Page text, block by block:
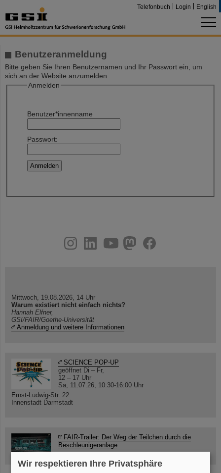
Telefonbuch Login English
Benutzeranmeldung
Bitte geben Sie Ihren Benutzernamen und Ihr Passwort ein, um
sich an der Website anzumelden.
Anmelden
Benutzer*innenname
Passwort:
youtube
helmholtz.social
facebook
Mittwoch, 19.08.2026, 14 Uhr
Warum existiert nicht einfach nichts?
Hannah Elfner,
GSI/FAIR/Goethe-Universität
Anmeldung und weitere Informationen
SCIENCE POP-UP
geöffnet Di – Fr,
12 – 17 Uhr
Sa, 11.07.26, 10:30-16:00 Uhr
Ernst-Ludwig-Str. 22
Innenstadt Darmstadt
FAIR-Trailer: Der Weg der Teilchen durch die
Beschleunigeranlage
Wir respektieren Ihre Privatsphäre